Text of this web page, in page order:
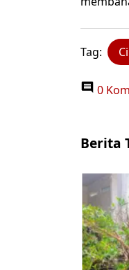
Tag:
0
Berita